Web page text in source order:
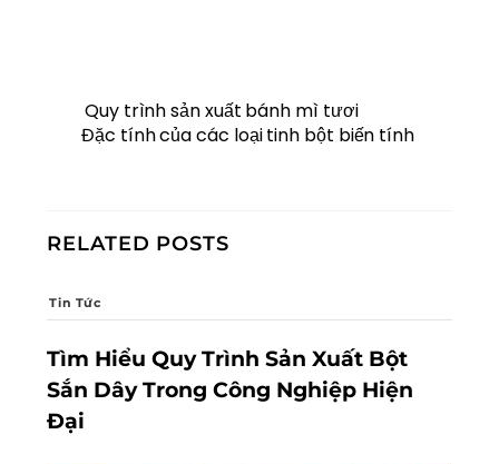
Quy trình sản xuất bánh mì tươi
Đặc tính của các loại tinh bột biến tính
RELATED POSTS
Tin Tức
Tìm Hiểu Quy Trình Sản Xuất Bột
Sắn Dây Trong Công Nghiệp Hiện
Đại